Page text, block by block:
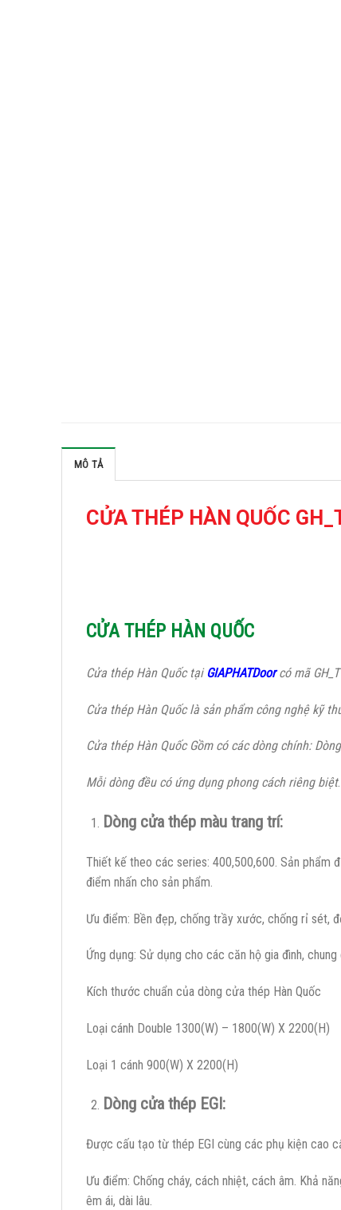
MÔ TẢ
CỬA THÉP HÀN QUỐC
CỬA THÉP HÀN QUỐC
Cửa thép Hàn Quốc tại GIAPHATDoorcó mã
Cửa thép Hàn Quốc là sản phẩm công nghệ kỹ
Cửa thép Hàn Quốc Gồm có các dòng chính:
Mỗi dòng đều có ứng dụng phong cách riêng biệt.
Dòng cửa thép màu trang trí:
Thiết kế theo các series: 400,500,600. Sản phẩm
điểm nhấn cho sản phẩm.
Ưu điểm: Bền đẹp, chống trầy xước, chống rỉ sét,
Ứng dụng: Sử dụng cho các căn hộ gia đình,
Kích thước chuẩn của dòng cửa thép Hàn Quốc
Loại cánh Double 1300(W) – 1800(W) X 2200(H)
Loại 1 cánh 900(W) X 2200(H)
Dòng cửa thép EGI:
Được cấu tạo từ thép EGI cùng các phụ kiện cao
Ưu điểm: Chống cháy, cách nhiệt, cách âm. Khả
êm ái, dài lâu.